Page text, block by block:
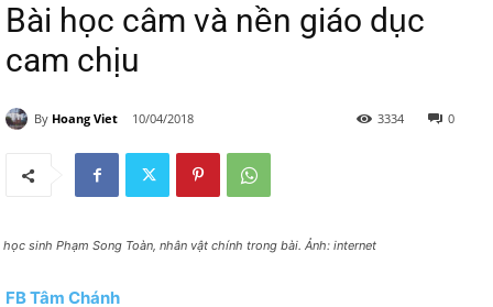
Bài học câm và nền giáo dục
cam chịu
By Hoang Viet 10/04/2018 0
3334
học sinh Phạm Song Toàn, nhân vật chính trong bài. Ảnh: internet
FB Tâm Chánh